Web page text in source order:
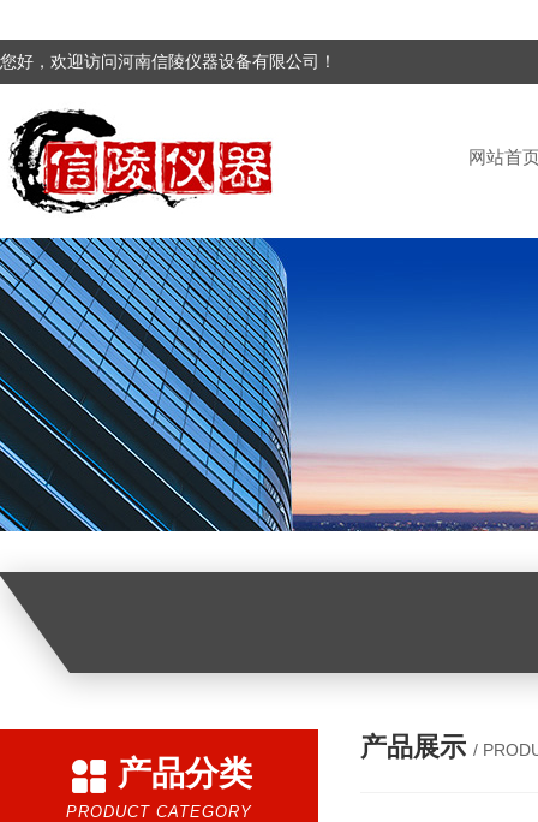
您好，欢迎访问河南信陵仪器设备有限公司！
网站首
产品分类
PRODUCT CATEGORY
产品展示 /